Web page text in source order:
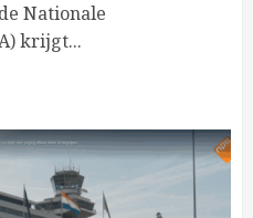
Nationale
krijgt...